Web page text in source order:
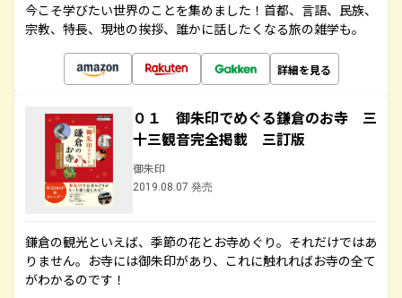
今こそ学びたい世界のことを集めました！首都、言語、民族、
宗教、特長、現地の挨拶、誰かに話したくなる旅の雑学も。
詳細を見る
０１ 御朱印でめぐる鎌倉のお寺 三
十三観音完全掲載 三訂版
御朱印
2019.08.07 発売
鎌倉の観光といえば、季節の花とお寺めぐり。それだけではあ
りません。お寺には御朱印があり、これに触れればお寺の全て
がわかるのです！